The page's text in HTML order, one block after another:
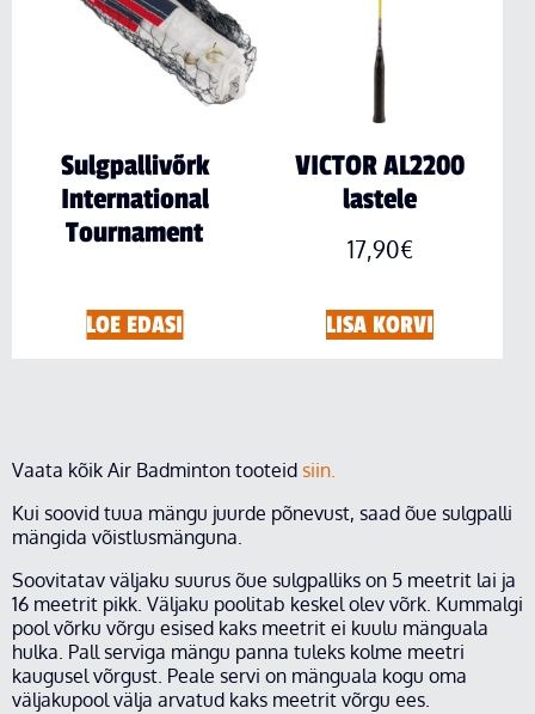
Sulgpallivõrk
International
Tournament
LOE EDASI
VICTOR AL2200
lastele
17,90€
LISA KORVI
Vaata kõik Air Badminton tooteid siin.
Kui soovid tuua mängu juurde põnevust, saad õue sulgpalli
mängida võistlusmänguna.
Soovitatav väljaku suurus õue sulgpalliks on 5 meetrit lai ja
16 meetrit pikk. Väljaku poolitab keskel olev võrk. Kummalgi
pool võrku võrgu esised kaks meetrit ei kuulu mänguala
hulka. Pall serviga mängu panna tuleks kolme meetri
kaugusel võrgust. Peale servi on mänguala kogu oma
väljakupool välja arvatud kaks meetrit võrgu ees.